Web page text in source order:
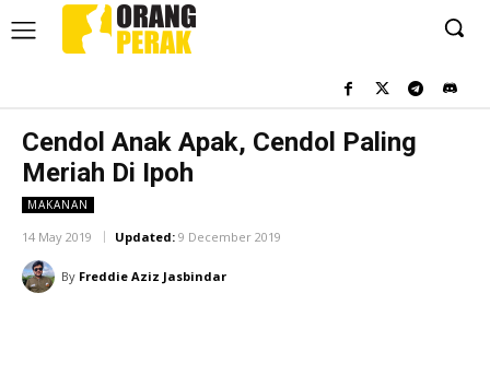
Cendol Anak Apak, Cendol Paling
Meriah Di Ipoh
MAKANAN
14 May 2019 Updated: 9 December 2019
By Freddie Aziz Jasbindar